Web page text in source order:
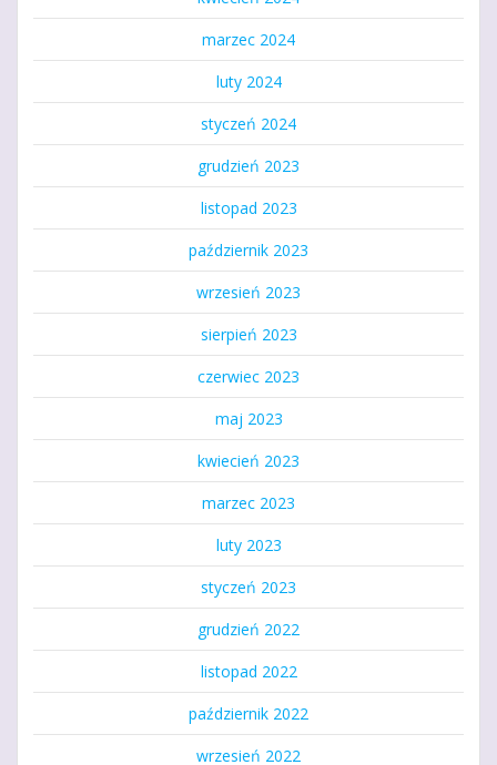
marzec 2024
luty 2024
styczeń 2024
grudzień 2023
listopad 2023
październik 2023
wrzesień 2023
sierpień 2023
czerwiec 2023
maj 2023
kwiecień 2023
marzec 2023
luty 2023
styczeń 2023
grudzień 2022
listopad 2022
październik 2022
wrzesień 2022